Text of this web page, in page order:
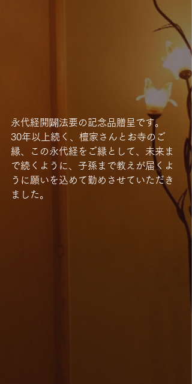
永代経開闢法要の記念品贈呈です。
30年以上続く、檀家さんとお寺のご
縁、この永代経をご縁として、未来ま
で続くように、子孫まで教えが届くよ
うに願いを込めて勤めさせていただき
ました。